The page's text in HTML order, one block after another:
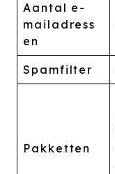
Aantal e-
mailadress
en
Spamfilter
Pakketten